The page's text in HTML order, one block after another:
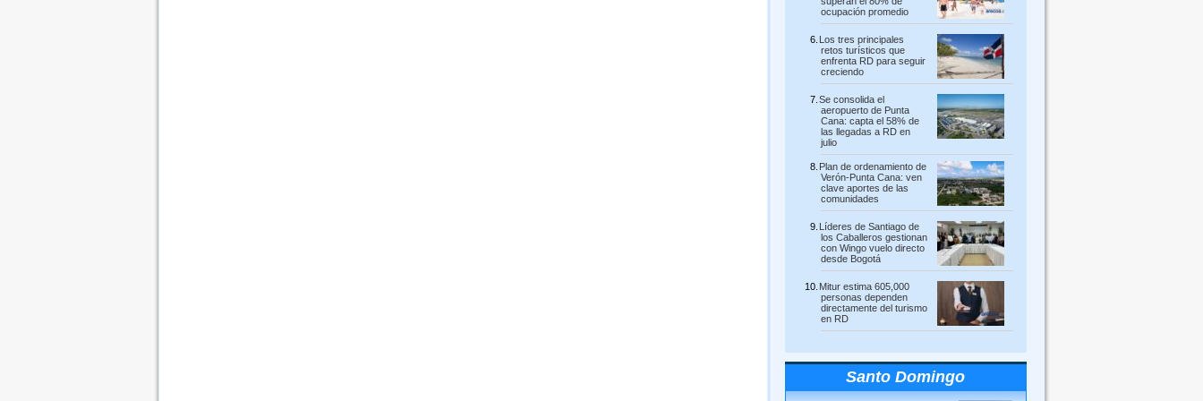
ocupación promedio
Los tres principales
retos turísticos que
enfrenta RD para seguir
creciendo
Se consolida el
aeropuerto de Punta
Cana: capta el 58% de
las llegadas a RD en
julio
Plan de ordenamiento de
Verón-Punta Cana: ven
clave aportes de las
comunidades
Líderes de Santiago de
los Caballeros gestionan
con Wingo vuelo directo
desde Bogotá
Mitur estima 605,000
personas dependen
directamente del turismo
en RD
Santo Domingo